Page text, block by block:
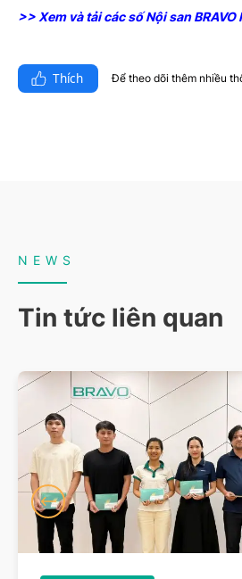
>> Xem và tải các số Nội san BRAVO
Thích Để theo dõi thêm nhiều
NEWS
Tin tức liên quan